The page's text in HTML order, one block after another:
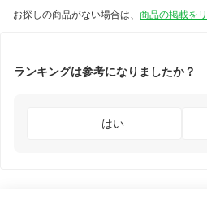
お探しの商品がない場合は、 商品の掲載を
ランキングは参考になりましたか？
はい